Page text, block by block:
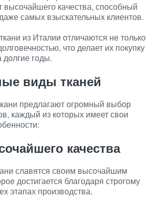
высочайшего качества, способный
самых взыскательных клиентов.
из Италии отличаются не только
что делает их покупку
долгие годы.
виды тканей
предлагают огромный выбор
каждый из которых имеет свои
качества
славятся своим высочайшим
достигается благодаря строгому
этапах производства.